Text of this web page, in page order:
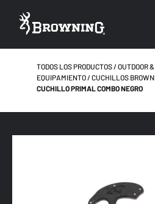
TODOS LOS PRODUCTOS
OUTDOOR
EQUIPAMIENTO
CUCHILLOS
CUCHILLO PRIMAL COMBO NEGRO